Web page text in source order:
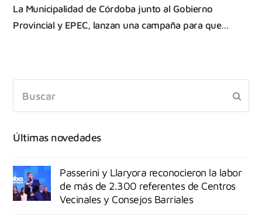
La Municipalidad de Córdoba junto al Gobierno
Provincial y EPEC, lanzan una campaña para que…
Últimas novedades
Passerini y Llaryora reconocieron la labor
de más de 2.300 referentes de Centros
Vecinales y Consejos Barriales